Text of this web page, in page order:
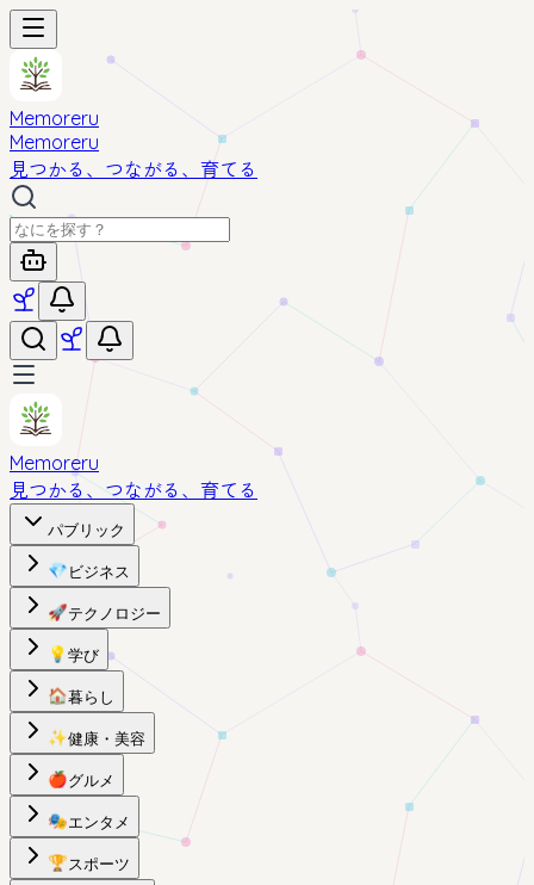
Memoreru
Memoreru
見つかる、つながる、育てる
Memoreru
見つかる、つながる、育てる
パブリック
💎 ビジネス
🚀テクノロジー
💡 学び
🏠暮らし
✨健康・美容
🍎グルメ
🎭エンタメ
🏆スポーツ